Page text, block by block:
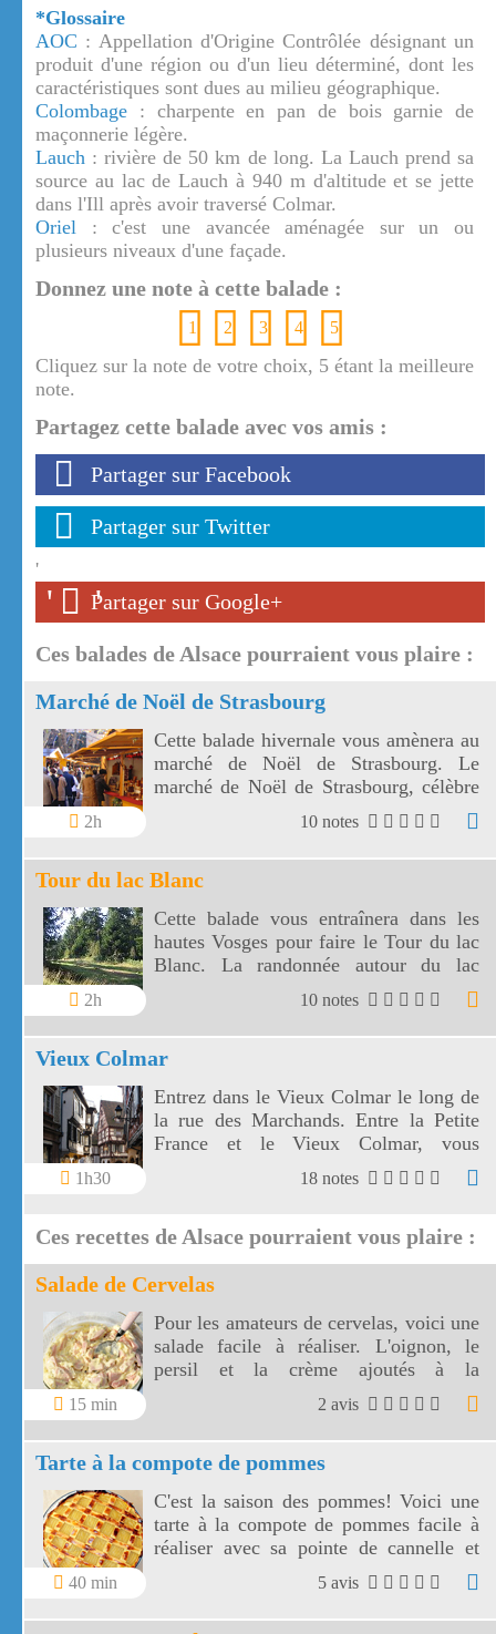
*Glossaire
AOC : Appellation d'Origine Contrôlée désignant un
produit d'une région ou d'un lieu déterminé, dont les
caractéristiques sont dues au milieu géographique.
Colombage : charpente en pan de bois garnie de
maçonnerie légère.
Lauch : rivière de 50 km de long. La Lauch prend sa
source au lac de Lauch à 940 m d'altitude et se jette
dans l'Ill après avoir traversé Colmar.
Oriel : c'est une avancée aménagée sur un ou
plusieurs niveaux d'une façade.
Donnez une note à cette balade :
1 2 3 4 5
Cliquez sur la note de votre choix, 5 étant la meilleure
note.
Partagez cette balade avec vos amis :
Partager sur Facebook
Partager sur Twitter
'
' '
Partager sur Google+
Ces balades de Alsace pourraient vous plaire :
Marché de Noël de Strasbourg
2h
Cette balade hivernale vous amènera au
marché de Noël de Strasbourg. Le
marché de Noël de Strasbourg, célèbre
dans le monde entier, est le plus beau de
10 notes
Tour du lac Blanc
2h
Cette balade vous entraînera dans les
hautes Vosges pour faire le Tour du lac
Blanc. La randonnée autour du lac
Blanc est parsemée de panoramas
étendus et vertigineux.
10 notes
Vieux Colmar
1h30
Entrez dans le Vieux Colmar le long de
la rue des Marchands. Entre la Petite
France et le Vieux Colmar, vous
découvrirez les maisons anciennes très
colorées à pans de bois.
18 notes
Ces recettes de Alsace pourraient vous plaire :
Salade de Cervelas
15 min
Pour les amateurs de cervelas, voici une
salade facile à réaliser. L'oignon, le
persil et la crème ajoutés à la
mayonnaise donnent une saveur très
agréable à cette salade de cervelas.
2 avis
Tarte à la compote de pommes
40 min
C'est la saison des pommes! Voici une
tarte à la compote de pommes facile à
réaliser avec sa pointe de cannelle et
belle à regarder avec ses croisillons!
5 avis